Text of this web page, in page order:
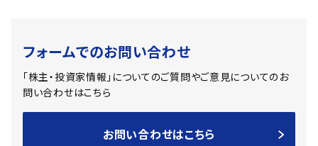
フォームでのお問い合わせ
「株主・投資家情報」についてのご質問やご意見についてのお
問い合わせはこちら
お問い合わせはこちら